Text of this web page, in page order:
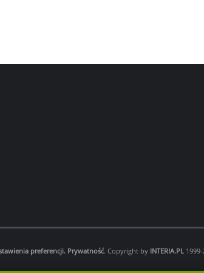
preferencji. Prywatność. Copyright by INTERIA.PL